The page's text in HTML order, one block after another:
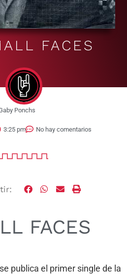
FACES
Ponchs
3:25 pm No hay comentarios
FACES
publica el primer single de la